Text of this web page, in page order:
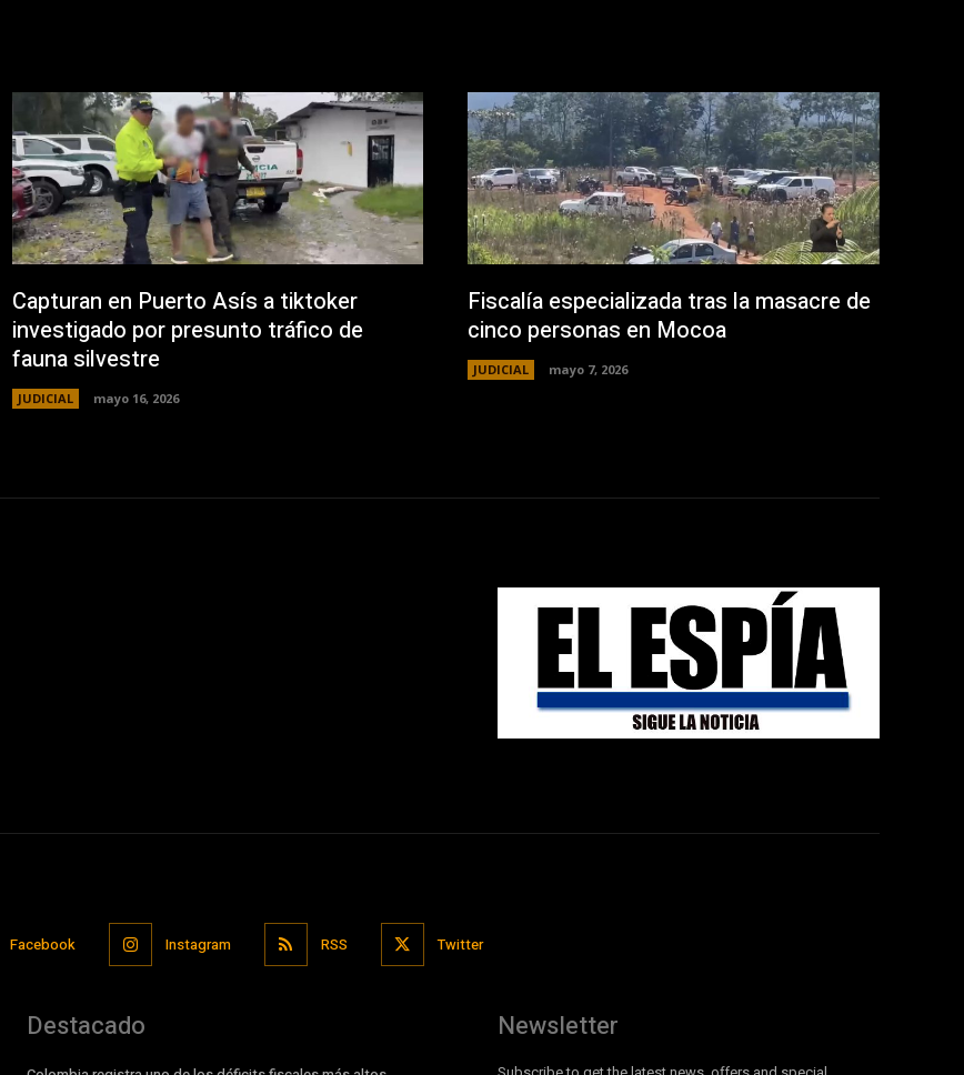
Capturan en Puerto Asís a tiktoker
investigado por presunto tráfico de
fauna silvestre
JUDICIAL mayo 16, 2026
Fiscalía especializada tras la masacre de
cinco personas en Mocoa
JUDICIAL mayo 7, 2026
Facebook Instagram RSS Twitter
Destacado Newsletter